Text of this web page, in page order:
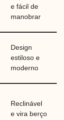
e fácil de
manobrar
Design
estiloso e
moderno
Reclinável
e vira berço